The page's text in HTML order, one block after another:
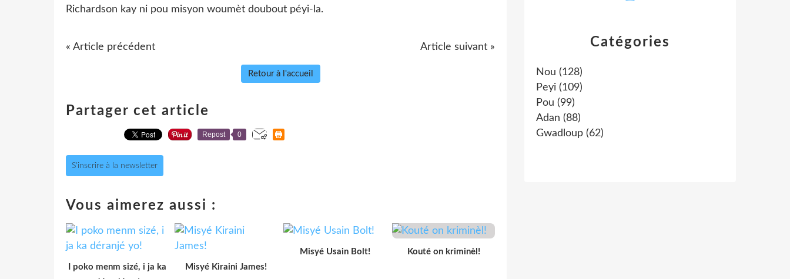
Richardson kay ni pou misyon woumèt doubout péyi-la.
« Article précédent Article suivant »
Retour à l'accueil
Partager cet article
Repost 0
S'inscrire à la newsletter
Vous aimerez aussi :
I poko menm sizé, i ja ka
Misyé Kiraini James!
Misyé Usain Bolt! Kouté on kriminèl!
Catégories
Nou (128)
Peyi (109)
Pou (99)
Adan (88)
Gwadloup (62)